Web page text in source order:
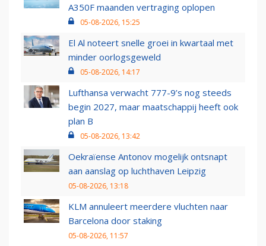
A350F maanden vertraging oplopen
05-08-2026, 15:25
El Al noteert snelle groei in kwartaal met
minder oorlogsgeweld
05-08-2026, 14:17
Lufthansa verwacht 777-9’s nog steeds
begin 2027, maar maatschappij heeft ook
plan B
05-08-2026, 13:42
Oekraïense Antonov mogelijk ontsnapt
aan aanslag op luchthaven Leipzig
05-08-2026, 13:18
KLM annuleert meerdere vluchten naar
Barcelona door staking
05-08-2026, 11:57